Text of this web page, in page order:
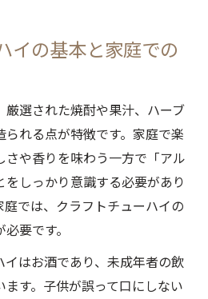
イの基本と家庭での
厳選された焼酎や果汁、ハーブ
れる点が特徴です。家庭で楽
さや香りを味わう一方で「アル
しっかり意識する必要があり
庭では、クラフトチューハイの
要です。
イはお酒であり、未成年者の飲
す。子供が誤って口にしない